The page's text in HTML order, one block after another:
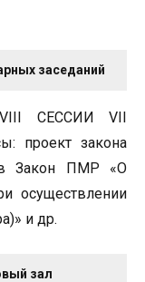
заседаний
СЕССИИ VII
проект закона
Закон ПМР «О
осуществлении
и др.
зал